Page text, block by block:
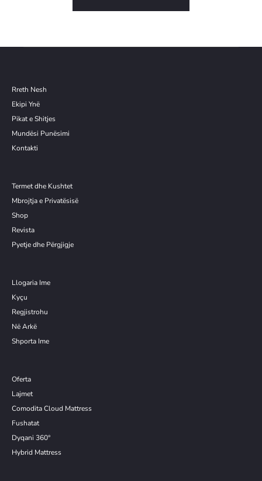
Rreth Nesh
Ekipi Ynë
Pikat e Shitjes
Mundësi Punësimi
Kontakti
Termet dhe Kushtet
Mbrojtja e Privatësisë
Shop
Revista
Pyetje dhe Përgjigje
Llogaria Ime
Kyçu
Regjistrohu
Në Arkë
Shporta Ime
Oferta
Lajmet
Comodita Cloud Mattress
Fushatat
Dyqani 360°
Hybrid Mattress